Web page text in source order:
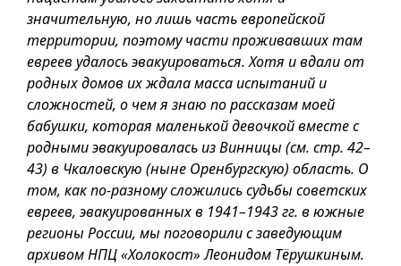
значительную, но лишь часть европейской
территории, поэтому части проживавших там
евреев удалось эвакуироваться. Хотя и вдали от
родных домов их ждала масса испытаний и
сложностей, о чем я знаю по рассказам моей
бабушки, которая маленькой девочкой вместе с
родными эвакуировалась из Винницы (см. стр. 42–
43) в Чкаловскую (ныне Оренбургскую) область. О
том, как по-разному сложились судьбы советских
евреев, эвакуированных в 1941–1943 гг. в южные
регионы России, мы поговорили с заведующим
архивом НПЦ «Холокост» Леонидом Тёрушкиным.